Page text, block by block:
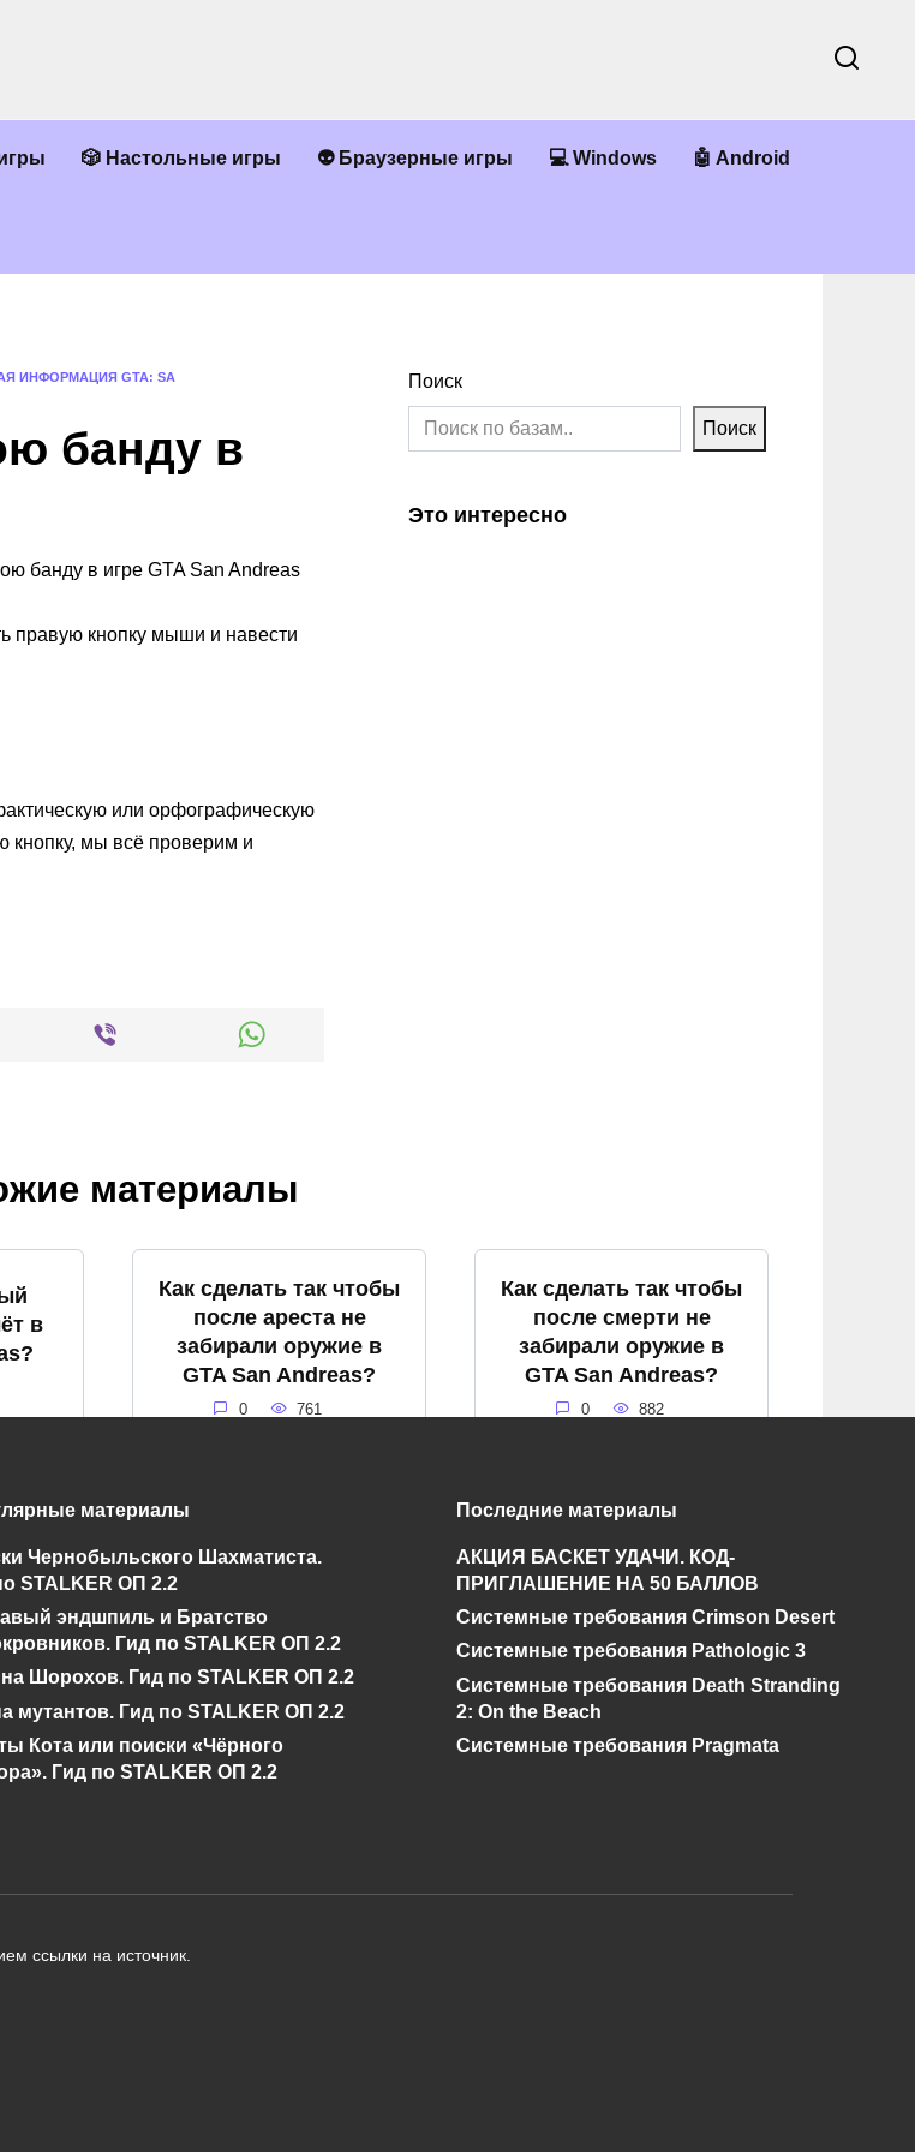
🎲 Настольные игры 👽 Браузерные игры 💻 Windows 🤖 Android
ИНФОРМАЦИЯ GTA: SA
банду в
банду в игре GTA San Andreas
правую кнопку мыши и навести
или орфографическую
кнопку, мы всё проверим и
Поиск
Поиск
Это интересно
материалы
в
Как сделать так чтобы
после ареста не
забирали оружие в
GTA San Andreas?
0 761
Как сделать так чтобы
после смерти не
забирали оружие в
GTA San Andreas?
0 882
Где найти самолёт в
0
аэропорт в GTA San
Andreas
0 896
материалы
Чернобыльского Шахматиста.
STALKER ОП 2.2
эндшпиль и Братство
Гид по STALKER ОП 2.2
Шорохов. Гид по STALKER ОП 2.2
мутантов. Гид по STALKER ОП 2.2
Кота или поиски «Чёрного
Гид по STALKER ОП 2.2
Последние материалы
АКЦИЯ БАСКЕТ УДАЧИ. КОД-
ПРИГЛАШЕНИЕ НА 50 БАЛЛОВ
Системные требования Crimson Desert
Системные требования Pathologic 3
Системные требования Death Stranding
2: On the Beach
Системные требования Pragmata
ссылки на источник.